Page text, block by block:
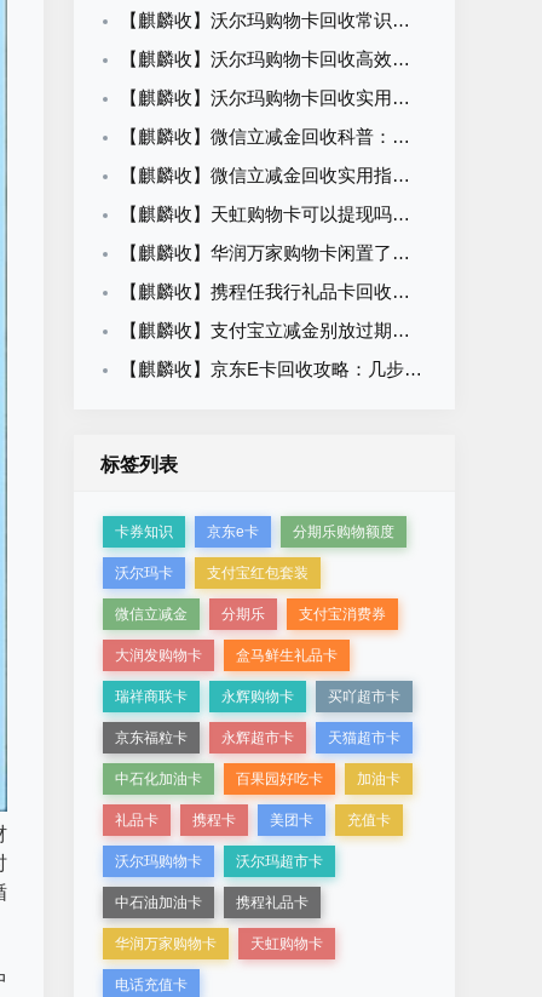
【麒麟收】沃尔玛购物卡回收常识科普：闲置卡券合规变现知识
【麒麟收】沃尔玛购物卡回收高效方法：职场人闲置卡券处理攻略
【麒麟收】沃尔玛购物卡回收实用指南：闲置卡券轻松盘活方法
【麒麟收】微信立减金回收科普：闲置权益变现的合规路径与操作方法
【麒麟收】微信立减金回收实用指南：别让卡包里的小钱悄悄溜走
【麒麟收】天虹购物卡可以提现吗？一篇看懂回收价格、平台选择与操作流程
【麒麟收】华润万家购物卡闲置了怎么办？别等过期才后悔，这个方法很多人都在用
【麒麟收】携程任我行礼品卡回收平台怎么选？先别急着提交卡密，这几点建议先看看
【麒麟收】支付宝立减金别放过期了！越来越多人这样处理，安全又省心
【麒麟收】京东E卡回收攻略：几步完成回收，92折价格哪里看？一文了解
标签列表
卡券知识 京东e卡 分期乐购物额度
沃尔玛卡 支付宝红包套装
微信立减金 分期乐 支付宝消费券
大润发购物卡 盒马鲜生礼品卡
瑞祥商联卡 永辉购物卡 买吖超市卡
京东福粒卡 永辉超市卡 天猫超市卡
中石化加油卡 百果园好吃卡 加油卡
礼品卡 携程卡 美团卡 充值卡
沃尔玛购物卡 沃尔玛超市卡
中石油加油卡 携程礼品卡
华润万家购物卡 天虹购物卡
电话充值卡